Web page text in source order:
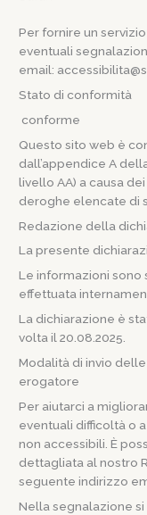
Per fornire un
eventuali
email:
Stato di conformità
conforme
Questo sito web è
dall’appendice A
livello AA) a causa
deroghe elencate di
Redazione della
La presente
Le informazioni sono
effettuata
La dichiarazione è
volta il 20.08.2025.
Modalità di invio
erogatore
Per aiutarci a
eventuali difficoltà o
non accessibili. È
dettagliata al nostro
seguente indirizzo
Nella segnalazione